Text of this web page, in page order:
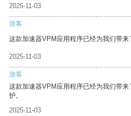
2025-11-03
游客
这款加速器VPM应用程序已经为我们带来
2025-11-03
游客
这款加速器VPM应用程序已经为我们带
护。
2025-11-03